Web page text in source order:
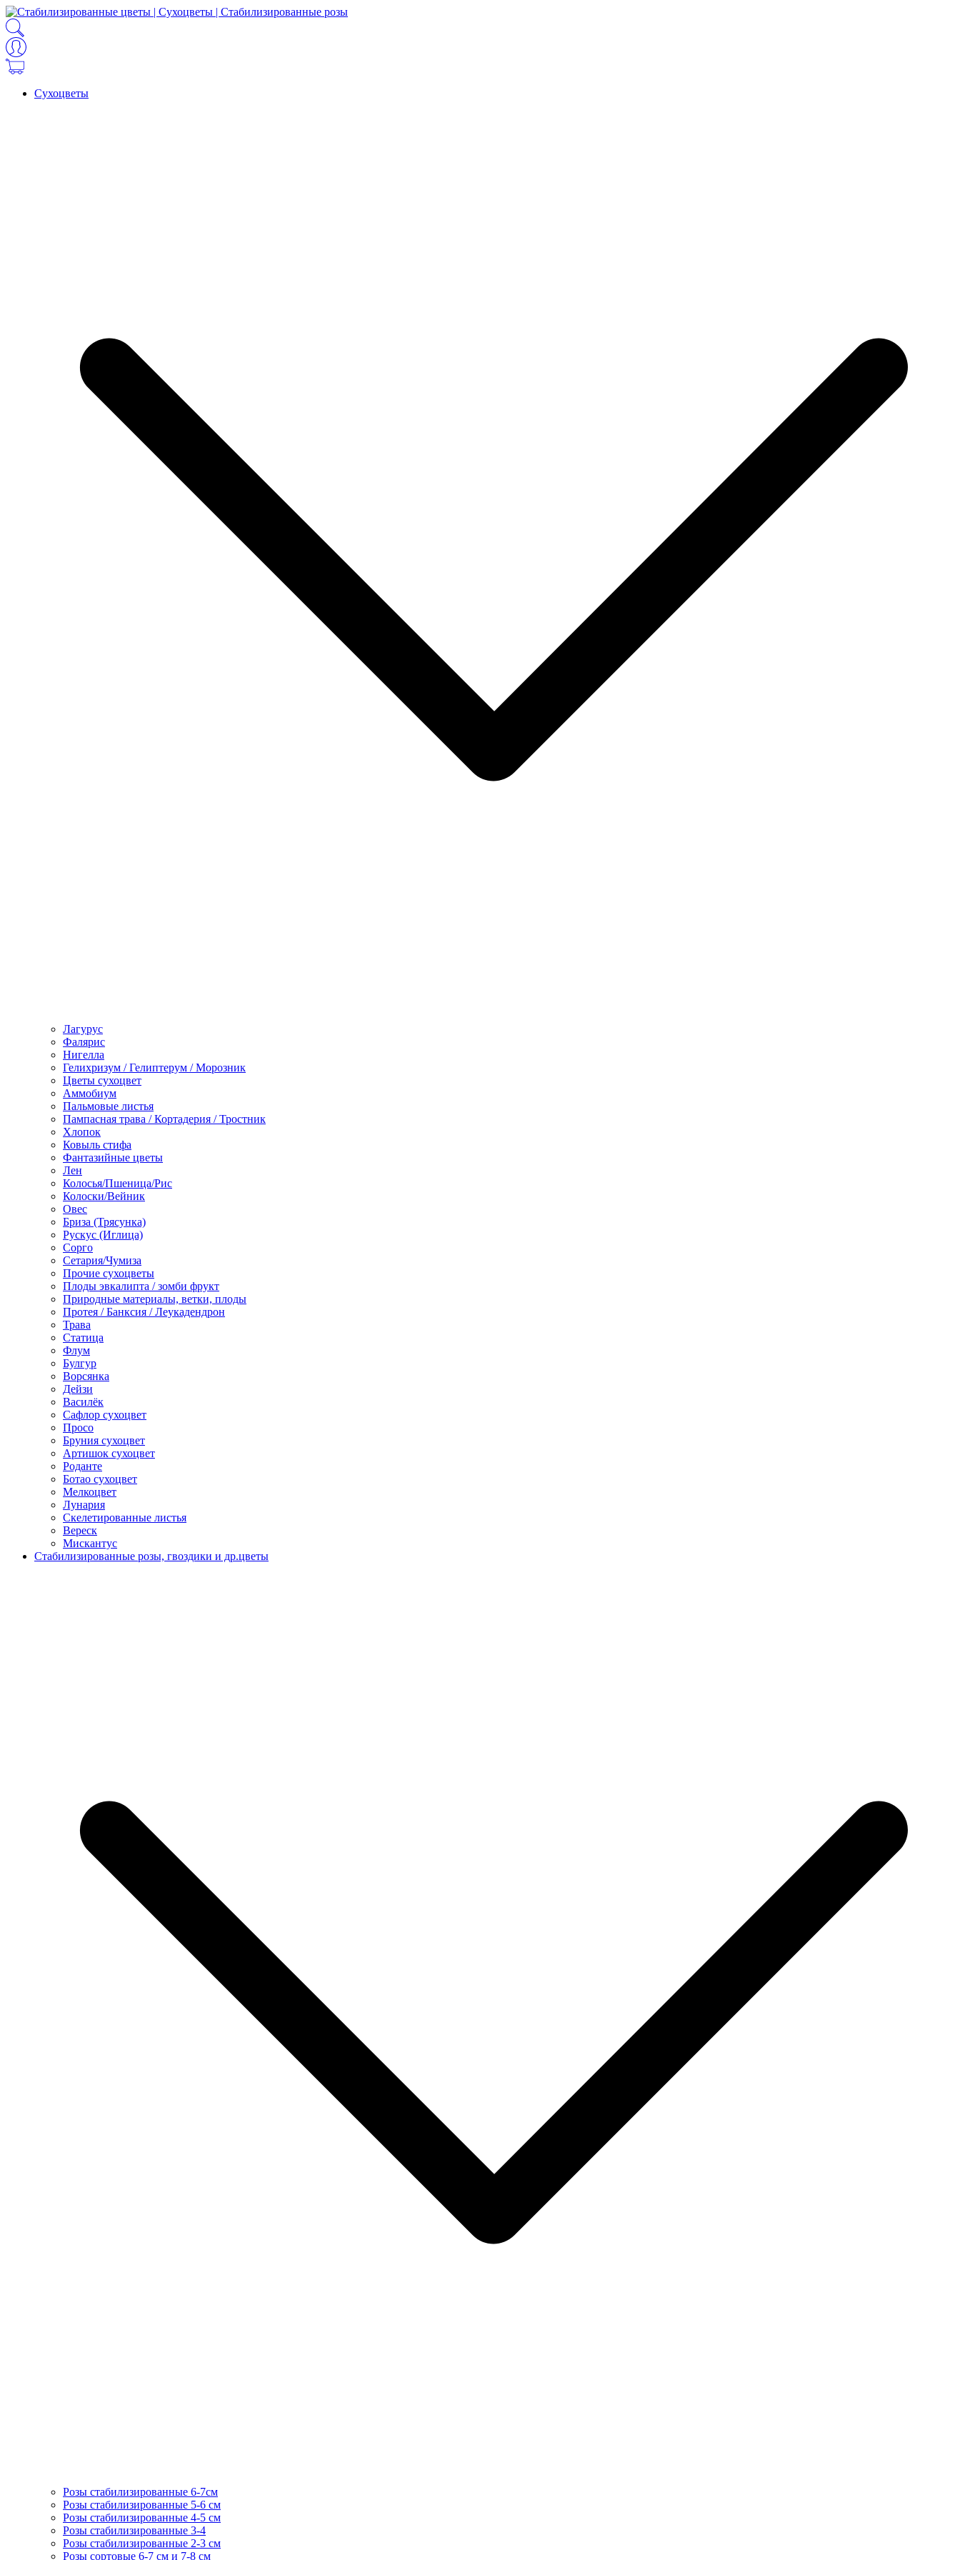
Сухоцветы
Лагурус
Фалярис
Нигелла
Гелихризум / Гелиптерум / Морозник
Цветы сухоцвет
Аммобиум
Пальмовые листья
Пампасная трава / Кортадерия / Тростник
Хлопок
Ковыль стифа
Фантазийные цветы
Лен
Колосья/Пшеница/Рис
Колоски/Вейник
Овес
Бриза (Трясунка)
Рускус (Иглица)
Сорго
Сетария/Чумиза
Прочие сухоцветы
Плоды эвкалипта / зомби фрукт
Природные материалы, ветки, плоды
Протея / Банксия / Леукадендрон
Трава
Статица
Флум
Булгур
Ворсянка
Дейзи
Василёк
Сафлор сухоцвет
Просо
Бруния сухоцвет
Артишок сухоцвет
Роданте
Ботао сухоцвет
Мелкоцвет
Лунария
Скелетированные листья
Вереск
Мискантус
Стабилизированные розы, гвоздики и др.цветы
Розы стабилизированные 6-7см
Розы стабилизированные 5-6 см
Розы стабилизированные 4-5 см
Розы стабилизированные 3-4
Розы стабилизированные 2-3 см
Розы сортовые 6-7 см и 7-8 см